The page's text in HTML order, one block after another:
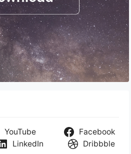
YouTube
Facebook
LinkedIn Dribbble